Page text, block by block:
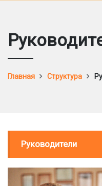
Главная Структура
Руководители